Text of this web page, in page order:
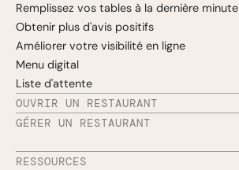
Remplissez vos tables à la dernière minute
Obtenir plus d'avis positifs
Améliorer votre visibilité en ligne
Menu digital
Liste d'attente
OUVRIR UN RESTAURANT
GÉRER UN RESTAURANT
RESSOURCES